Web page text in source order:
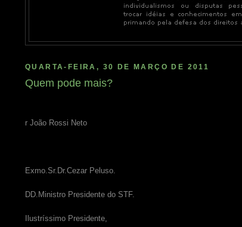
QUARTA-FEIRA, 30 DE MARÇO DE 2011
Quem pode mais?
r João Rossi Neto
Exmo.Sr.Dr.Cezar Peluso.
DD.Ministro Presidente do STF.
Ilustríssimo Presidente,